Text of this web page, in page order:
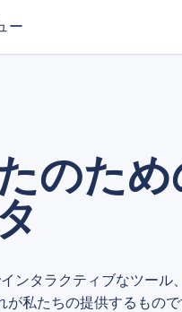
ー
のた
ンタラクティブなツール
が私たちの提供するもの